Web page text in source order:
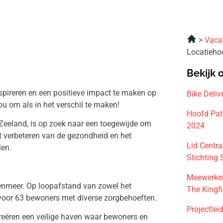
en een positieve impact te maken op
om als in het verschil te maken!
is op zoek naar een toegewijde om
van de gezondheid en het
Op loopafstand van zowel het
63 bewoners met diverse zorgbehoeften.
een veilige haven waar bewoners en
Bekijk
Bike
Hoofd
2024
Lid
Stichting
The